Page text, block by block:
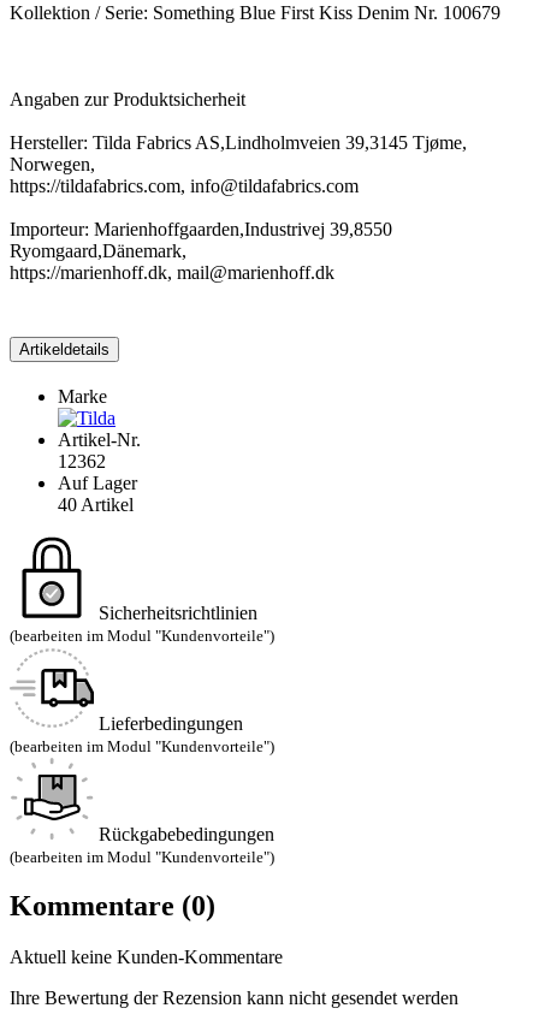
Kollektion / Serie: Something Blue First Kiss Denim Nr. 100679
Angaben zur Produktsicherheit
Hersteller: Tilda Fabrics AS,Lindholmveien 39,3145 Tjøme,
Norwegen,
https://tildafabrics.com, info@tildafabrics.com
Importeur: Marienhoffgaarden,Industrivej 39,8550
Ryomgaard,Dänemark,
https://marienhoff.dk, mail@marienhoff.dk
Artikeldetails
Marke
Artikel-Nr.
12362
Auf Lager
40 Artikel
Sicherheitsrichtlinien
(bearbeiten im Modul "Kundenvorteile")
Lieferbedingungen
(bearbeiten im Modul "Kundenvorteile")
Rückgabebedingungen
(bearbeiten im Modul "Kundenvorteile")
Kommentare (0)
Aktuell keine Kunden-Kommentare
Ihre Bewertung der Rezension kann nicht gesendet werden